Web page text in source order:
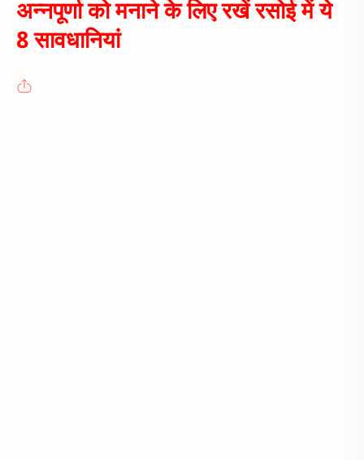
अन्नपूर्णा को मनाने के लिए रखें रसोई में ये
8 सावधानियां